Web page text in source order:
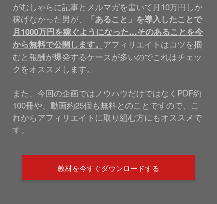
がむしゃらに記事とメルマガを書いて月10万円しか
稼げなかった男が、
「あること」を導入したことで
月1000万円を稼ぐようになった…そのあることを今
から無料で公開します。 アフィリエイトはコツを掴
むと報酬が爆発するケースが多いのでこれはチェッ
クをオススメします。
また、今回の企画ではノウハウだけではなくPDF約
100冊や、動画約25個も無料とのことですので、こ
れからアフィリエイトに取り組む方にもオススメで
す。
教材を今すぐダウンロードする